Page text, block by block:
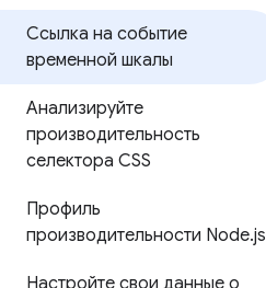
Ссылка на событие
временной шкалы
Анализируйте
производительность
селектора CSS
Профиль
производительности Node.js
Настройте свои данные о